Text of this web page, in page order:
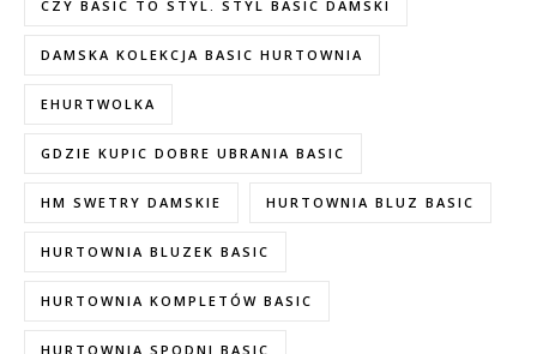
CZY BASIC TO STYL. STYL BASIC DAMSKI
DAMSKA KOLEKCJA BASIC HURTOWNIA
EHURTWOLKA
GDZIE KUPIC DOBRE UBRANIA BASIC
HM SWETRY DAMSKIE HURTOWNIA BLUZ BASIC
HURTOWNIA BLUZEK BASIC
HURTOWNIA KOMPLETÓW BASIC
HURTOWNIA SPODNI BASIC